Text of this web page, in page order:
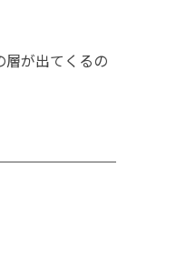
が出てくるの